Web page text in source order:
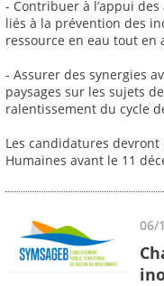
- Contribuer à l’appui
liés à la prévention des
ressource en eau tout en
- Assurer des synergies
paysages sur les sujets
ralentissement du cycle
Les candidatures
Humaines avant le 11
06/